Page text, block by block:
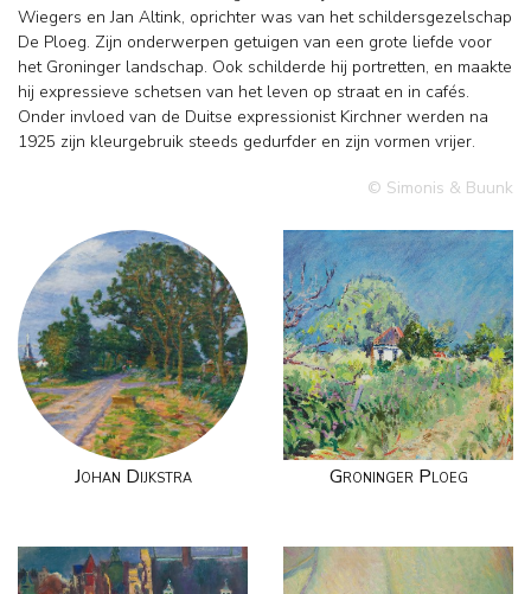
Wiegers en Jan Altink, oprichter was van het schildersgezelschap
De Ploeg. Zijn onderwerpen getuigen van een grote liefde voor
het Groninger landschap. Ook schilderde hij portretten, en maakte
hij expressieve schetsen van het leven op straat en in cafés.
Onder invloed van de Duitse expressionist Kirchner werden na
1925 zijn kleurgebruik steeds gedurfder en zijn vormen vrijer.
© Simonis & Buunk
Johan Dijkstra Groninger Ploeg